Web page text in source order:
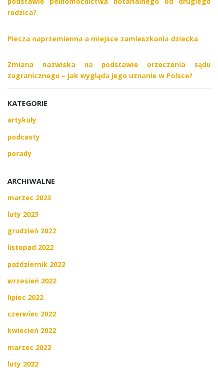
rodzica?
Piecza naprzemienna a miejsce zamieszkania dziecka
Zmiana nazwiska na podstawie orzeczenia sądu
zagranicznego – jak wygląda jego uznanie w Polsce?
KATEGORIE
artykuły
podcasty
porady
ARCHIWALNE
marzec 2023
luty 2023
grudzień 2022
listopad 2022
październik 2022
wrzesień 2022
lipiec 2022
czerwiec 2022
kwiecień 2022
marzec 2022
luty 2022